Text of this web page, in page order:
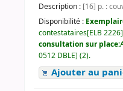
Description : [16] p. :
Disponibilité :
contestataires[ELB
consultation sur place:
0512 DBLE] (2).
Ajouter au